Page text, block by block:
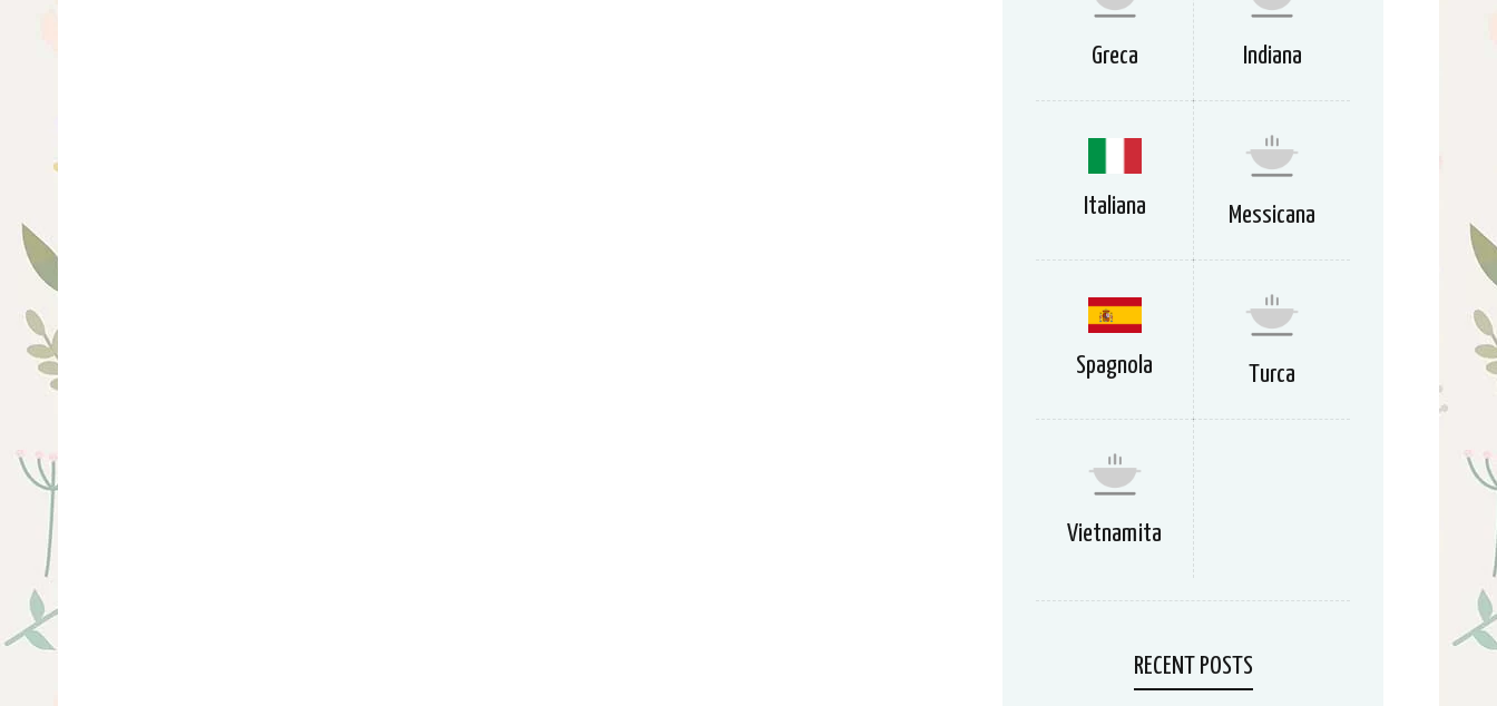
Greca Indiana
Italiana Messicana
Spagnola Turca
Vietnamita
RECENT POSTS